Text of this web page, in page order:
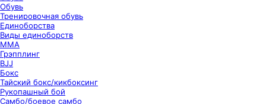
Обувь
Тренировочная обувь
Единоборства
Виды единоборств
ММА
Грэпплинг
BJJ
Бокс
Тайский бокс/кикбоксинг
Рукопашный бой
Самбо/боевое самбо